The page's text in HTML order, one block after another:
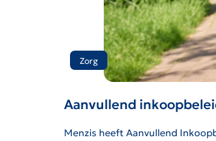
Zorg
Aanvullend
Menzis heeft Aanvullend